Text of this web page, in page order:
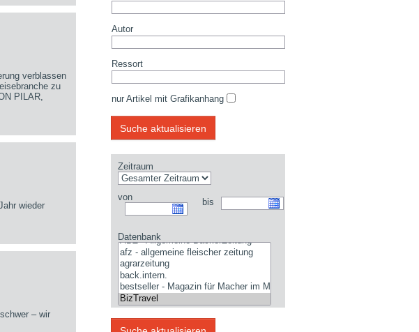
verblassen
zu
PILAR,
wieder
– wir
Autor
Ressort
nur Artikel mit Grafikanhang
Zeitraum
von bis
Datenbank